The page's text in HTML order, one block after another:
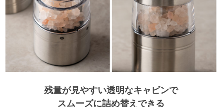
残量が見やすい透明なキャビンで
スムーズに詰め替えできる